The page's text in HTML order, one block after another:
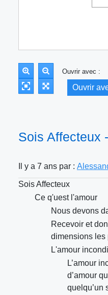
Ouvrir avec :
Ouvrir
Sois Affecteux
Il y a 7 ans par :
Sois Affecteux
Ce q'uest l'amour
Nous devons
Recevoir et
dimensions les
L'amour
L’amour
d’amour
quelqu’un